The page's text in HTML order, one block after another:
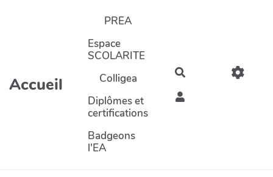
Aller au contenu principal
Accueil
PREA
Espace
SCOLARITE
Colligea
Diplômes et
certifications
Badgeons
l'EA
Rechercher